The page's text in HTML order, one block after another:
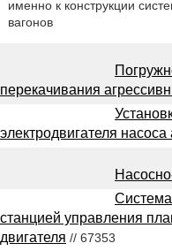
именно к конструкции
вагонов
перекачивания
электродвигателя
станцией управления
двигателя // 67353